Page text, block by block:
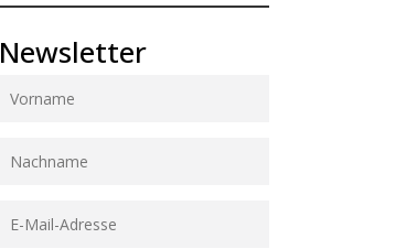
Newsletter